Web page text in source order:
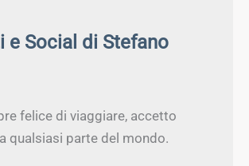
e Social di Stefano
felice di viaggiare, accetto
qualsiasi parte del mondo.